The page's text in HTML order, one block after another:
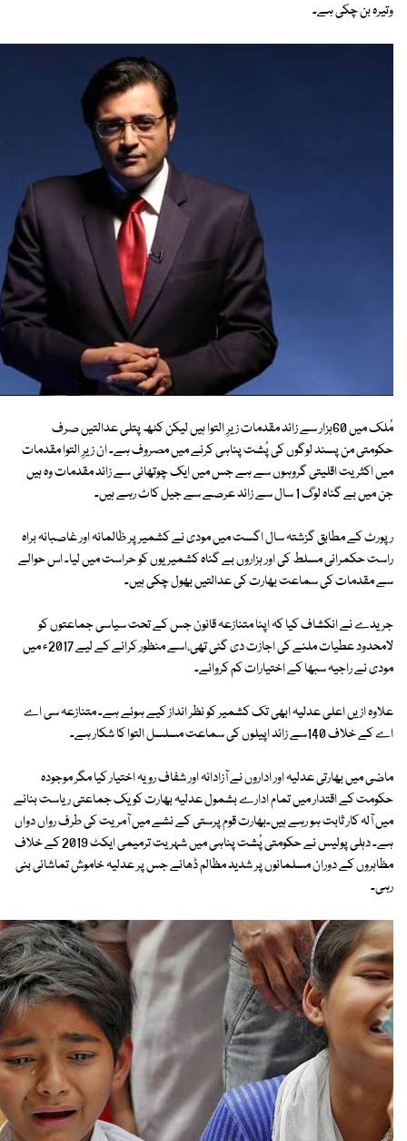
وتیرہ بن چکی ہے۔
مُلک میں 60ہزار سے زائد مقدمات زیرِ التوا ہیں لیکن کٹھ پتلی عدالتیں صرف
حکومتی من پسند لوگوں کی پُشت پناہی کرنے میں مصروف ہے۔ ان زیرِ التوا مقدمات
میں اکثریت اقلیتی گروہوں سے ہے جس میں ایک چوتھائی سے زائد مقدمات وہ ہیں
جن میں بے گناہ لوگ 1 سال سے زائد عرصے سے جیل کاٹ رہے ہیں۔
رپورٹ کے مطابق گزشتہ سال اگست میں مودی نے کشمیر پر ظالمانہ اور غاصبانہ براہ
راست حکمرانی مسلط کی اور ہزاروں بے گناہ کشمیریوں کو حراست میں لیا۔ اس حوالے
سے مقدمات کی سماعت بھارت کی عدالتیں بھول چکی ہیں۔
جریدے نے انکشاف کیا کہ اپنا متنازعہ قانون جس کے تحت سیاسی جماعتوں کو
لامحدود عطیات ملنے کی اجازت دی گئی تھی،اسے منظور کرانے کے لیے 2017ء میں
مودی نے راجیہ سبھا کے اختیارات کم کروائے۔
علاوہ ازیں اعلی عدلیہ ابھی تک کشمیر کو نظر انداز کیے ہوئے ہے۔ متنازعہ سی اے
اے کے خلاف 140سے زائد اپیلوں کی سماعت مسلسل التوا کا شکار ہے۔
ماضی میں بھارتی عدلیہ اور اداروں نے آزادانہ اور شفاف رویہ اختیار کیا مگر موجودہ
حکومت کے اقتدار میں تمام ادارے بشمول عدلیہ بھارت کو یک جماعتی ریاست بنانے
میں آلہ کار ثابت ہو رہے ہیں۔بھارت قوم پرستی کے نشے میں آمریت کی طرف رواں دواں
ہے۔ دہلی پولیس نے حکومتی پُشت پناہی میں شہریت ترمیمی ایکٹ 2019 کے خلاف
مظاہروں کے دوران مسلمانوں پر شدید مظالم ڈھائے جس پر عدلیہ خاموش تماشائی بنی
رہی۔